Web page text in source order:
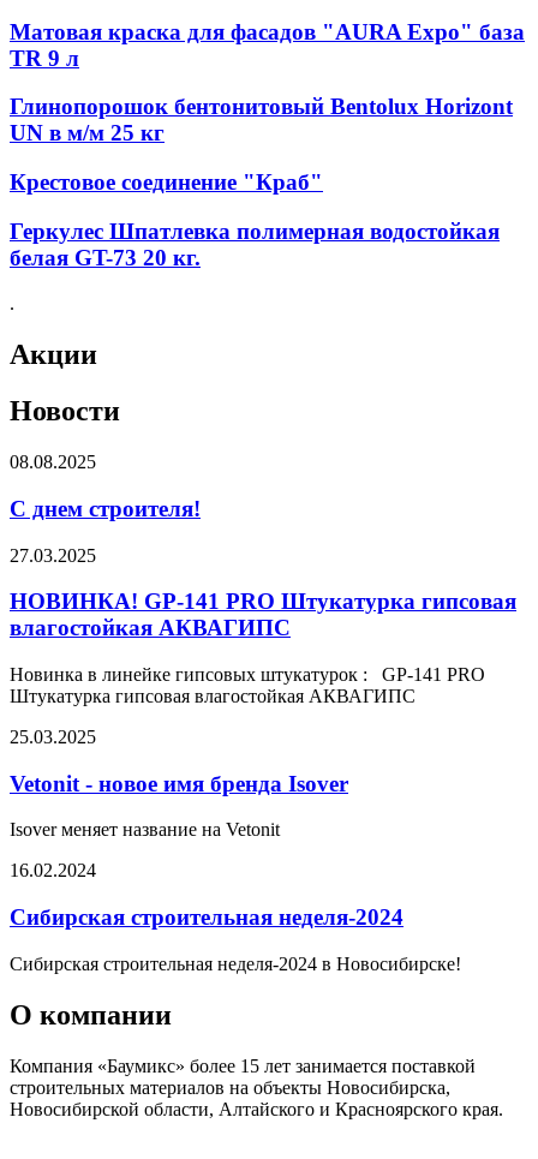
Матовая краска для фасадов "AURA Expo" база
TR 9 л
Глинопорошок бентонитовый Bentolux Horizont
UN в м/м 25 кг
Крестовое соединение "Краб"
Геркулес Шпатлевка полимерная водостойкая
белая GT-73 20 кг.
.
Акции
Новости
08.08.2025
С днем строителя!
27.03.2025
НОВИНКА! GP-141 PRO Штукатурка гипсовая
влагостойкая АКВАГИПС
Новинка в линейке гипсовых штукатурок : GP-141 PRO
Штукатурка гипсовая влагостойкая АКВАГИПС
25.03.2025
Vetonit - новое имя бренда Isover
Isover меняет название на Vetonit
16.02.2024
Сибирская строительная неделя-2024
Сибирская строительная неделя-2024 в Новосибирске!
О компании
Компания «Баумикс» более 15 лет занимается поставкой
строительных материалов на объекты Новосибирска,
Новосибирской области, Алтайского и Красноярского края.